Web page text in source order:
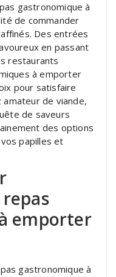
gastronomique à
de commander
Des entrées
en passant
restaurants
à emporter
pour satisfaire
de viande,
de saveurs
des options
papilles et
emporter
gastronomique à